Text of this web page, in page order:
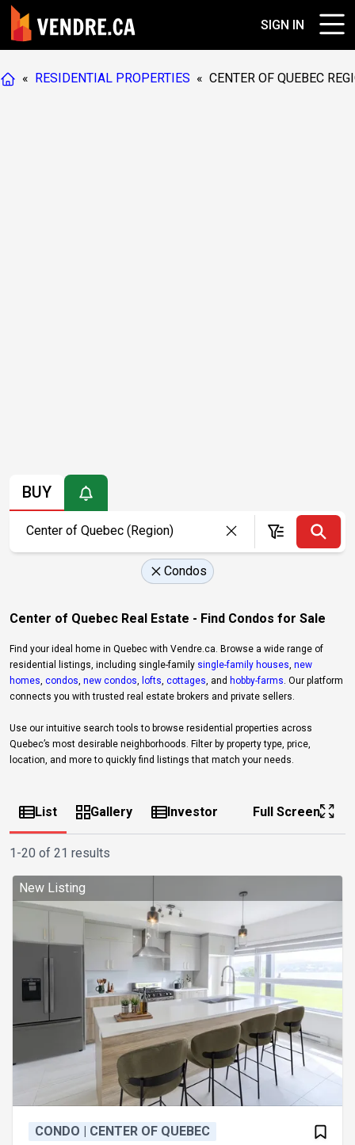
SIGN IN
« RESIDENTIAL PROPERTIES « CENTER OF QUEBEC
BUY
Condos
Center of Quebec Real Estate - Find Condos for Sale
Find your ideal home in Quebec with Vendre.ca. Browse a wide range of
residential listings, including single-family single-family houses new
homes condos new condos lofts cottages , and hobby-farms . Our platform
connects you with trusted real estate brokers and private sellers.
Use our intuitive search tools to browse residential properties across
Quebec’s most desirable neighborhoods. Filter by property type, price,
location, and more to quickly find listings that match your needs.
List Gallery Investor Full Screen
1-20 of 21 results
New Listing
CONDO | CENTER OF QUEBEC